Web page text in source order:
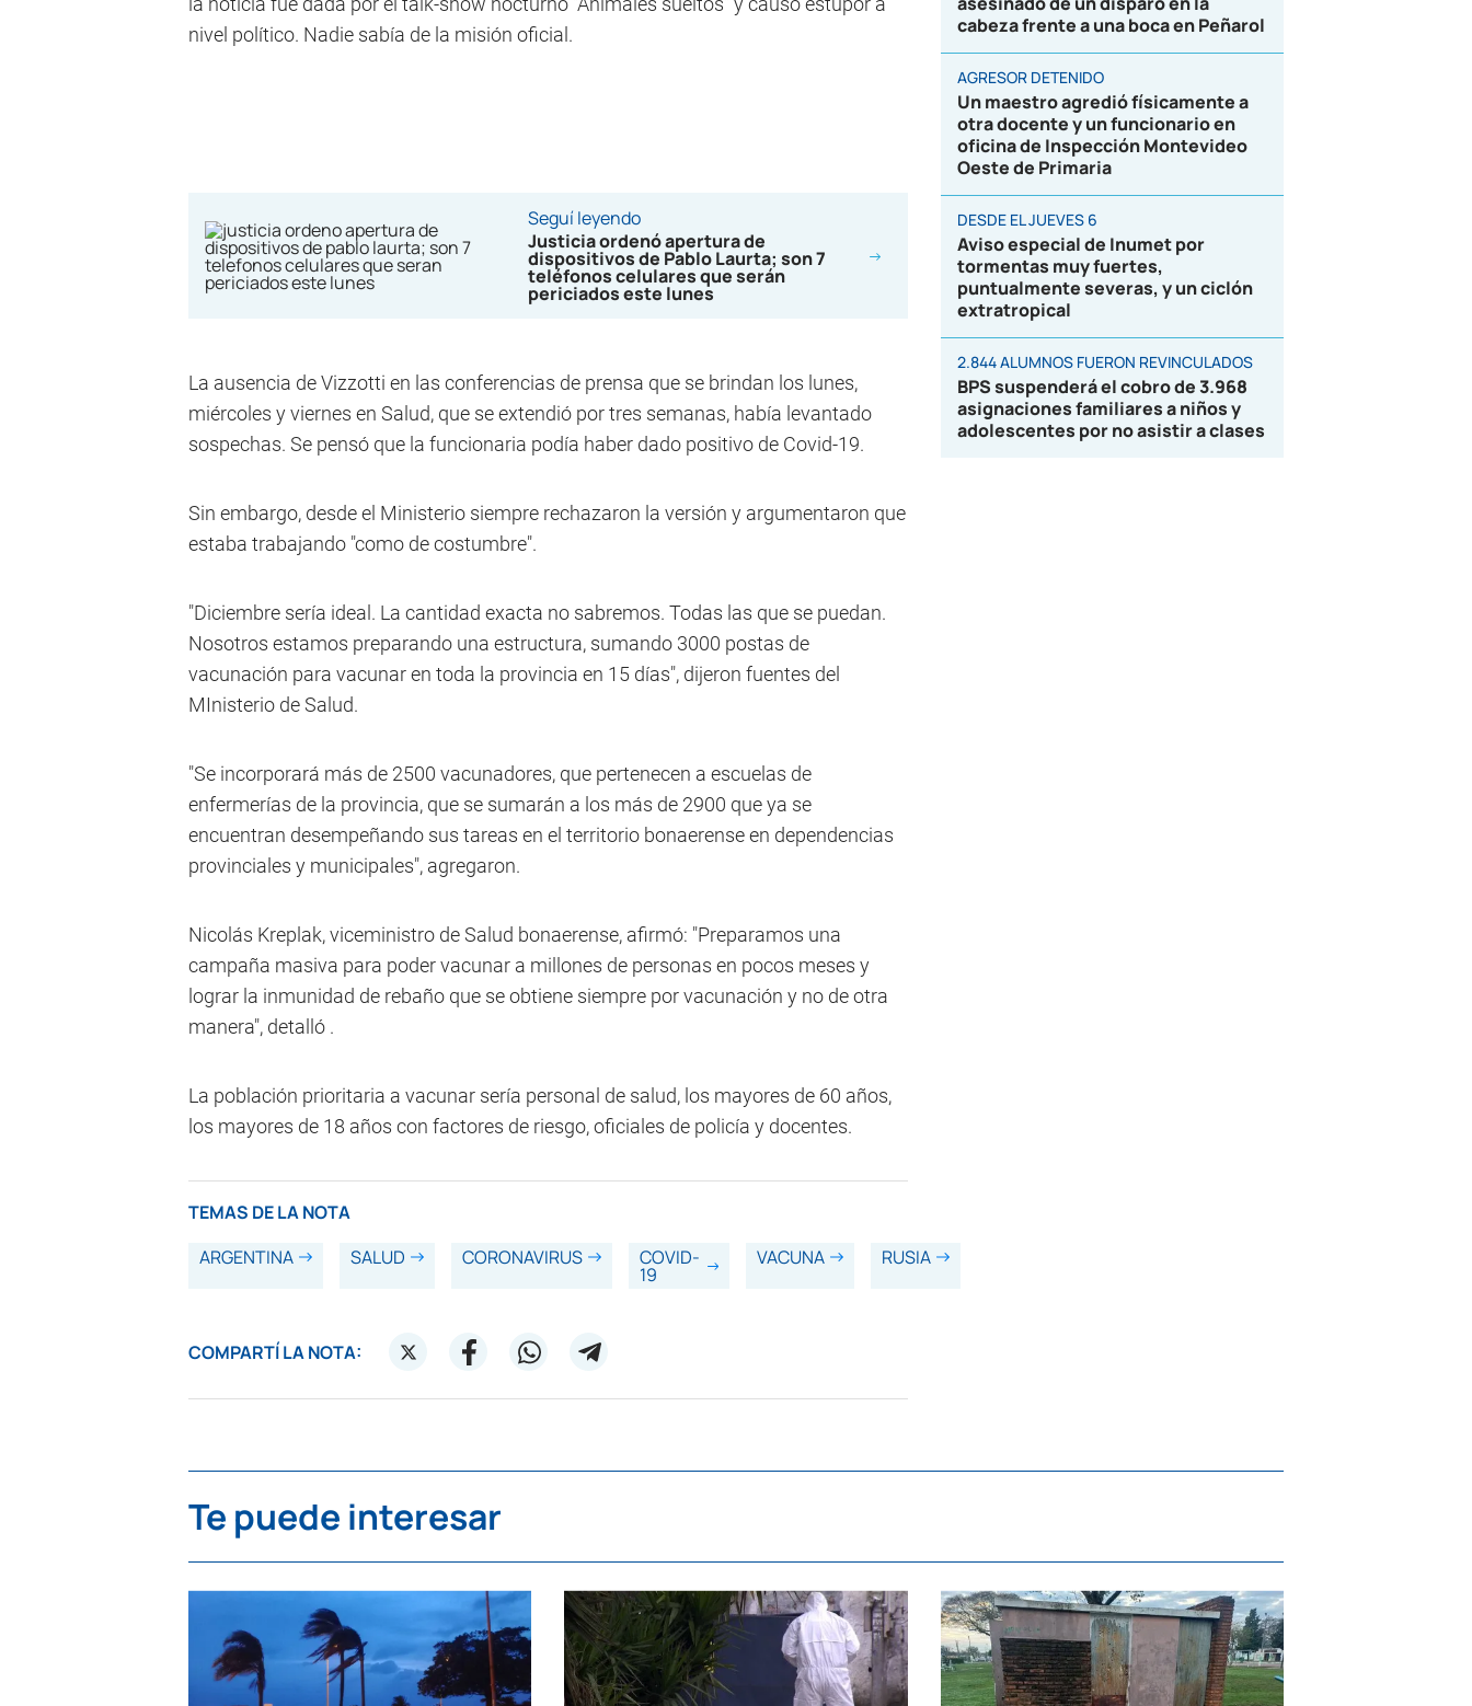
nivel político. Nadie sabía de la misión oficial.
Seguí leyendo
Justicia ordenó apertura de
dispositivos de Pablo Laurta; son 7
teléfonos celulares que serán
periciados este lunes
La ausencia de Vizzotti en las conferencias de prensa que se brindan los lunes,
miércoles y viernes en Salud, que se extendió por tres semanas, había levantado
sospechas. Se pensó que la funcionaria podía haber dado positivo de Covid-19.
Sin embargo, desde el Ministerio siempre rechazaron la versión y argumentaron que
estaba trabajando "como de costumbre".
"Diciembre sería ideal. La cantidad exacta no sabremos. Todas las que se puedan.
Nosotros estamos preparando una estructura, sumando 3000 postas de
vacunación para vacunar en toda la provincia en 15 días", dijeron fuentes del
MInisterio de Salud.
"Se incorporará más de 2500 vacunadores, que pertenecen a escuelas de
enfermerías de la provincia, que se sumarán a los más de 2900 que ya se
encuentran desempeñando sus tareas en el territorio bonaerense en dependencias
provinciales y municipales", agregaron.
Nicolás Kreplak, viceministro de Salud bonaerense, afirmó: "Preparamos una
campaña masiva para poder vacunar a millones de personas en pocos meses y
lograr la inmunidad de rebaño que se obtiene siempre por vacunación y no de otra
manera", detalló .
La población prioritaria a vacunar sería personal de salud, los mayores de 60 años,
los mayores de 18 años con factores de riesgo, oficiales de policía y docentes.
TEMAS DE LA NOTA
ARGENTINA
SALUD CORONAVIRUS COVID-
19
VACUNA RUSIA
COMPARTÍ LA NOTA:
cabeza frente a una boca en Peñarol
AGRESOR DETENIDO
Un maestro agredió físicamente a
otra docente y un funcionario en
oficina de Inspección Montevideo
Oeste de Primaria
DESDE EL JUEVES 6
Aviso especial de Inumet por
tormentas muy fuertes,
puntualmente severas, y un ciclón
extratropical
2.844 ALUMNOS FUERON REVINCULADOS
BPS suspenderá el cobro de 3.968
asignaciones familiares a niños y
adolescentes por no asistir a clases
Te puede interesar